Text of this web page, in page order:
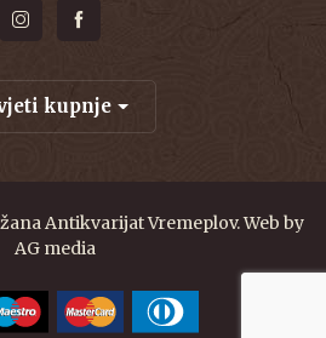
kupnje
Antikvarijat Vremeplov. Web by
AG media